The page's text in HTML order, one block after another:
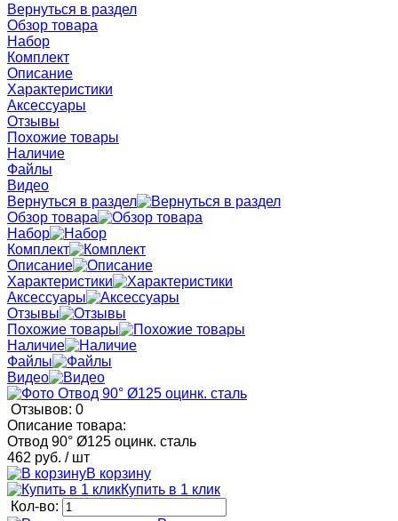
Вернуться в раздел
Обзор товара
Набор
Комплект
Описание
Характеристики
Аксессуары
Отзывы
Похожие товары
Наличие
Файлы
Видео
Вернуться в раздел
Обзор товара
Набор
Комплект
Описание
Характеристики
Аксессуары
Отзывы
Похожие товары
Наличие
Файлы
Видео
Отзывов: 0
Описание товара:
Отвод 90° Ø125 оцинк. сталь
462 руб. / шт
В корзину
Купить в 1 клик
Кол-во: